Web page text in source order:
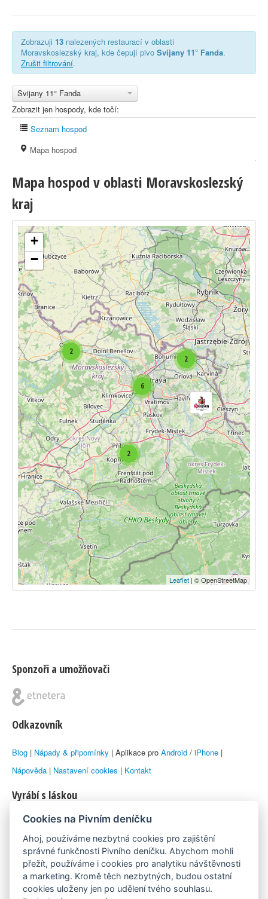
Zobrazuji 13 nalezených restaurací v oblasti
Moravskoslezský kraj, kde čepují pivo Svijany 11° Fanda.
Zrušit filtrování.
Svijany 11° Fanda
Zobrazit jen hospody, kde točí:
Seznam hospod
Mapa hospod
Mapa hospod v oblasti Moravskoslezský
kraj
2
2
2
6
+
−
Leaflet | © OpenStreetMap
Sponzoři a umožňovači
Odkazovník
Blog | Nápady & připomínky | Aplikace pro Android / iPhone |
Nápověda | Nastavení cookies | Kontakt
Vyrábí s láskou
© 2010–2026 byLukáš Zemanaka Emka
Máme rádi
Pivní.info
Cookies na Pivním deníčku
Ahoj, používáme nezbytná cookies pro zajištění
správné funkčnosti Pivního deníčku. Abychom mohli
přežít, používáme i cookies pro analytiku návštěvnosti
a marketing. Kromě těch nezbytných, budou ostatní
cookies uloženy jen po udělení tvého souhlasu.